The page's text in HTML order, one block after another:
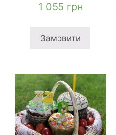
1 055 грн
Замовити